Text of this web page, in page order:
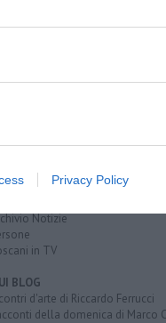
Privacy Policy
notizie di oggi
Letti della settimana
Notizie
in TV
BLOG
d'arte di Riccardo Ferrucci
della domenica di Marco